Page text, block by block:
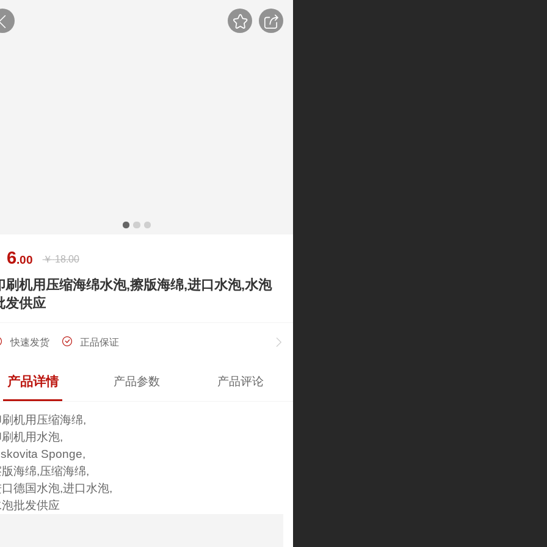
6.00 ￥ 18.00
刷机用压缩海绵水泡,擦版海绵,进口水泡,水泡
发供应
快速发货 正品保证
产品详情 产品参数 产品评论
机用压缩海绵,
机用水泡,
Sponge,
海绵,压缩海绵,
德国水泡,进口水泡,
批发供应